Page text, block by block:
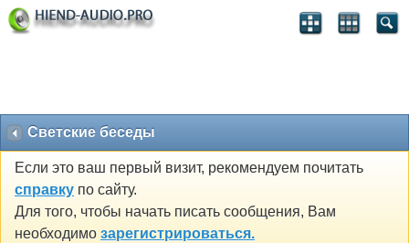
Светские беседы
Если это ваш первый визит, рекомендуем почитать
справку по сайту.
Для того, чтобы начать писать сообщения, Вам
необходимо зарегистрироваться.